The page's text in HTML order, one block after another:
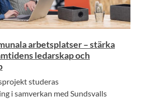
arbetsplatser – stärka
ledarskap och
studeras
i samverkan med Sundsvalls